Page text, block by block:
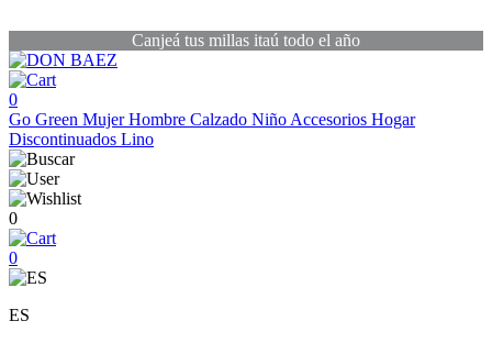
Canjeá tus millas itaú todo el año
0
Go Green MujerHombre Calzado Niño Accesorios Hogar
Discontinuados Lino
0
0
ES